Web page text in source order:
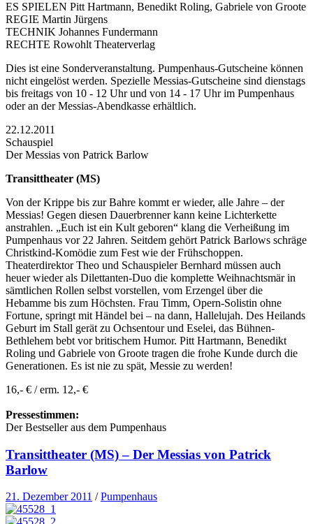
ES SPIELEN Pitt Hartmann, Benedikt Roling, Gabriele von Groote
REGIE Martin Jürgens
TECHNIK Johannes Fundermann
RECHTE Rowohlt Theaterverlag
Dies ist eine Sonderveranstaltung. Pumpenhaus-Gutscheine können
nicht eingelöst werden. Spezielle Messias-Gutscheine sind dienstags
bis freitags von 10 - 12 Uhr und von 14 - 17 Uhr im Pumpenhaus
oder an der Messias-Abendkasse erhältlich.
22.12.2011
Schauspiel
Der Messias von Patrick Barlow
Transittheater (MS)
Von der Krippe bis zur Bahre kommt er wieder, alle Jahre – der
Messias! Gegen diesen Dauerbrenner kann keine Lichterkette
anstrahlen. „Euch ist ein Kult geboren“ klang die Verheißung im
Pumpenhaus vor 22 Jahren. Seitdem gehört Patrick Barlows schräge
Christkind-Komödie zum Fest wie der Frühschoppen.
Theaterdirektor Theo und Schauspieler Bernhard müssen auch
heuer wieder als Dilettanten-Duo die komplette Weihnachtsmär in
sämtlichen Rollen selbst vorstellen, vom Erzengel über die
Hebamme bis zum Höchsten. Frau Timm, Opern-Solistin ohne
Fortune, springt mit Händel bei – na dann, Hallelujah. Des Heilands
Geburt im Stall gerät zu Ochsentour und Eselei, das Bühnen-
Bethlehem bebt vor britischem Humor. Pitt Hartmann, Benedikt
Roling und Gabriele von Groote tragen die frohe Kunde durch die
Generationen. Es ist nie zu spät, Messie zu werden!
16,- € / erm. 12,- €
Pressestimmen:
Der Bestseller aus dem Pumpenhaus
Transittheater (MS) – Der Messias von Patrick
Barlow
21. Dezember 2011 /Pumpenhaus